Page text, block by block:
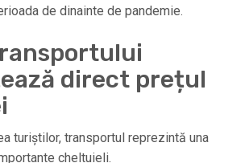
de dinainte de pandemie.
direct prețul
turiștilor, transportul reprezintă una
cheltuieli.